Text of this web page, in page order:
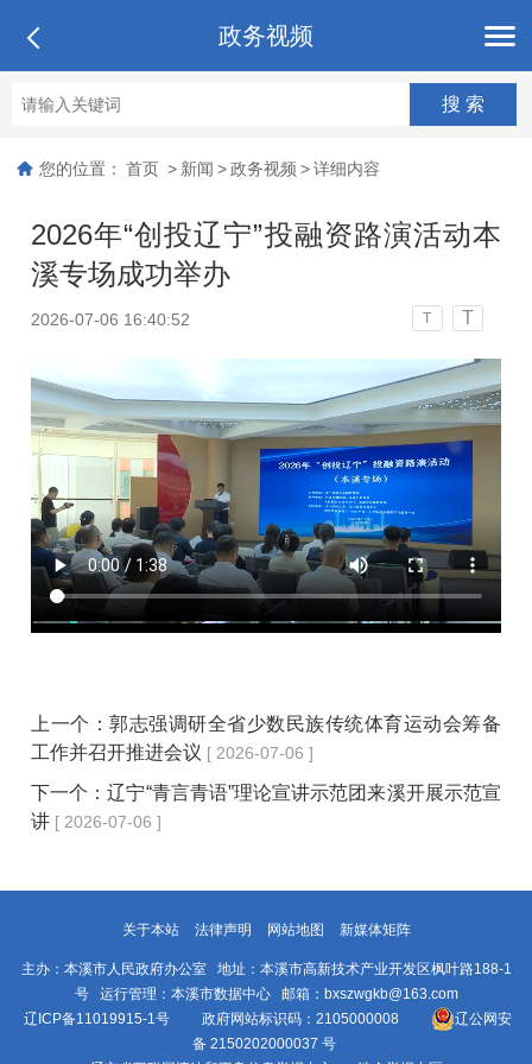
政务视频
您的位置： 首页 > 新闻 > 政务视频 > 详细内容
2026年“创投辽宁”投融资路演活动本
溪专场成功举办
2026-07-06 16:40:52 T T
上一个：郭志强调研全省少数民族传统体育运动会筹备
工作并召开推进会议 [ 2026-07-06 ]
下一个：辽宁“青言青语”理论宣讲示范团来溪开展示范宣
讲 [ 2026-07-06 ]
关于本站 法律声明 网站地图 新媒体矩阵
主办：本溪市人民政府办公室 地址：本溪市高新技术产业开发区枫叶路188-1
号 运行管理：本溪市数据中心 邮箱：bxszwgkb@163.com
辽ICP备11019915-1号 政府网站标识码：2105000008
辽公网安
备 2150202000037 号